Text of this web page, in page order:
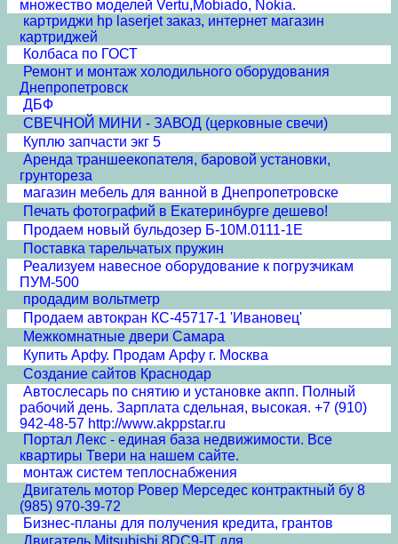
множество моделей Vertu,Mobiado, Nokia.
картриджи hp laserjet заказ, интернет магазин
картриджей
Колбаса по ГОСТ
Ремонт и монтаж холодильного оборудования
Днепропетровск
ДБФ
СВЕЧНОЙ МИНИ - ЗАВОД (церковные свечи)
Куплю запчасти экг 5
Аренда траншеекопателя, баровой установки,
грунтореза
магазин мебель для ванной в Днепропетровске
Печать фотографий в Екатеринбурге дешево!
Продаем новый бульдозер Б-10М.0111-1Е
Поставка тарельчатых пружин
Реализуем навесное оборудование к погрузчикам
ПУМ-500
продадим вольтметр
Продаем автокран КС-45717-1 'Ивановец'
Межкомнатные двери Cамара
Купить Арфу. Продам Арфу г. Москва
Создание сайтов Краснодар
Автослесарь по снятию и установке акпп. Полный
рабочий день. Зарплата сдельная, высокая. +7 (910)
942-48-57 http://www.akppstar.ru
Портал Лекс - единая база недвижимости. Все
квартиры Твери на нашем сайте.
монтаж систем теплоснабжения
Двигатель мотор Ровер Мерседес контрактный бу 8
(985) 970-39-72
Бизнес-планы для получения кредита, грантов
Двигатель Mitsubishi 8DC9-IT для